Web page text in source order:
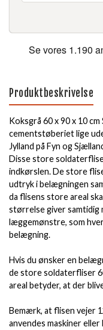
Produktbeskrivelse
Koksgrå 60 x 90 x 10
cementstøberiet lige
Jylland på Fyn og
Disse store
indkørslen. De store
udtryk i belægningen
da flisens store areal
størrelse giver
læggemønstre, som
belægning.
Hvis du ønsker en
de store soldaterfliser
areal betyder, at der
Bemærk, at flisen vejer
anvendes maskiner